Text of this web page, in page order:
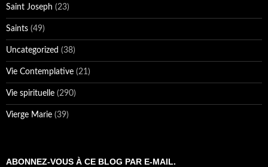
Saint Joseph (23)
Saints (49)
Uncategorized (38)
Vie Contemplative (21)
Vie spirituelle (290)
Vierge Marie (39)
ABONNEZ-VOUS À CE BLOG PAR E-MAIL.